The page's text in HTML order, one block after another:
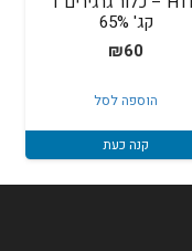
קג' 65%
₪60
הוספה לסל
קנה כעת